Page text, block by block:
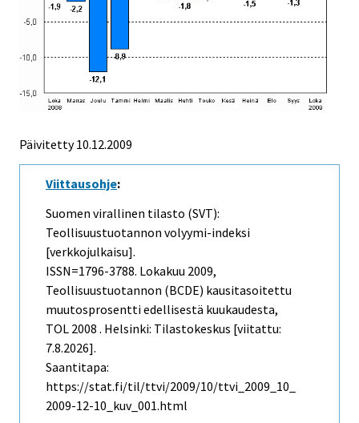
Päivitetty10.12.2009
Viittausohje:
Suomen virallinen tilasto (SVT):
Teollisuustuotannon volyymi-indeksi
[verkkojulkaisu].
ISSN=1796-3788. Lokakuu 2009,
Teollisuustuotannon (BCDE) kausitasoitettu
muutosprosentti edellisestä kuukaudesta,
TOL 2008 . Helsinki: Tilastokeskus [viitattu:
7.8.2026].
Saantitapa:
https://stat.fi/til/ttvi/2009/10/ttvi_2009_10_
2009-12-10_kuv_001.html